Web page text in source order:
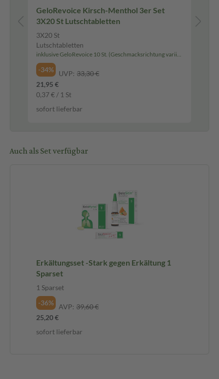
GeloRevoice Kirsch-Menthol 3er Set
3X20 St Lutschtabletten
3X20 St
Lutschtabletten
inklusive GeloRevoice 10 St. (Geschmacksrichtung variiert)
-34% UVP: 33,30 €
21,95 €
0,37 € / 1 St
sofort lieferbar
Auch als Set verfügbar
Erkältungsset -Stark gegen Erkältung 1
Sparset
1 Sparset
-36%
AVP: 39,60 €
25,20 €
sofort lieferbar